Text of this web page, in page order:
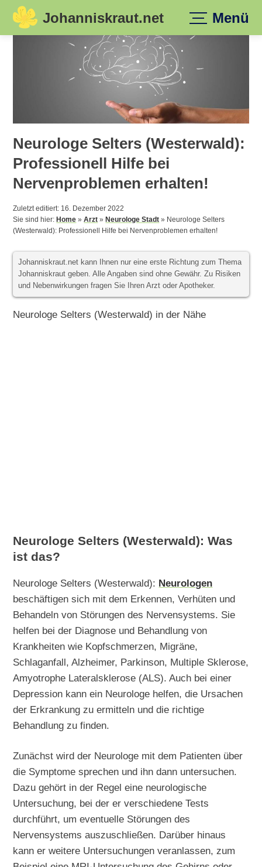
Skip
Johanniskraut.net Menü
Neurologe Selters (Westerwald):
Professionell Hilfe bei
Nervenproblemen erhalten!
Zuletzt editiert: 16. Dezember 2022
Sie sind hier:Home »Arzt »Neurologe Stadt » Neurologe Selters
(Westerwald): Professionell Hilfe bei Nervenproblemen erhalten!
Johanniskraut.net kann Ihnen nur eine erste Richtung zum Thema
Johanniskraut geben. Alle Angaben sind ohne Gewähr. Zu Risiken
und Nebenwirkungen fragen Sie Ihren Arzt oder Apotheker.
Neurologe Selters (Westerwald) in der Nähe
Neurologe Selters (Westerwald): Was
ist das?
Neurologe Selters (Westerwald): Neurologen
beschäftigen sich mit dem Erkennen, Verhüten und
Behandeln von Störungen des Nervensystems. Sie
helfen bei der Diagnose und Behandlung von
Krankheiten wie Kopfschmerzen, Migräne,
Schlaganfall, Alzheimer, Parkinson, Multiple Sklerose,
Amyotrophe Lateralsklerose (ALS). Auch bei einer
Depression kann ein Neurologe helfen, die Ursachen
der Erkrankung zu ermitteln und die richtige
Behandlung zu finden.
Zunächst wird der Neurologe mit dem Patienten über
die Symptome sprechen und ihn dann untersuchen.
Dazu gehört in der Regel eine neurologische
Untersuchung, bei der er verschiedene Tests
durchführt, um eventuelle Störungen des
Nervensystems auszuschließen. Darüber hinaus
kann er weitere Untersuchungen veranlassen, zum